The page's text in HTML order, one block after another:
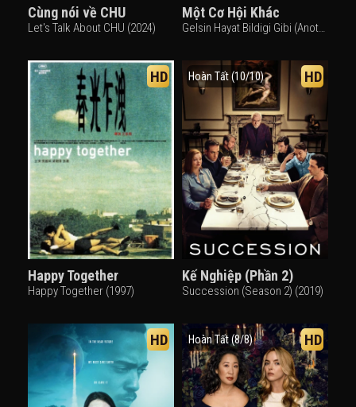
Cùng nói về CHU
Let's Talk About CHU (2024)
Một Cơ Hội Khác
Gelsin Hayat Bildigi Gibi (Another Chance) (2022)
HD
Happy Together
Happy Together (1997)
Hoàn Tất (10/10) HD
Kế Nghiệp (Phần 2)
Succession (Season 2) (2019)
HD Hoàn Tất (8/8) HD